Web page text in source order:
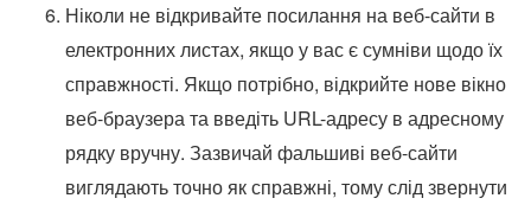
Ніколи не відкривайте посилання на веб-сайти в
електронних листах, якщо у вас є сумніви щодо їх
справжності. Якщо потрібно, відкрийте нове вікно
веб-браузера та введіть URL-адресу в адресному
рядку вручну. Зазвичай фальшиві веб-сайти
виглядають точно як справжні, тому слід звернути